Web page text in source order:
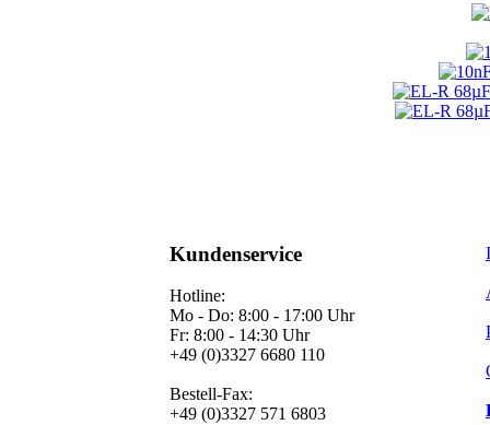
Kundenservice
Hotline:
Mo - Do: 8:00 - 17:00 Uhr
Fr: 8:00 - 14:30 Uhr
+49 (0)3327 6680 110
Bestell-Fax:
+49 (0)3327 571 6803